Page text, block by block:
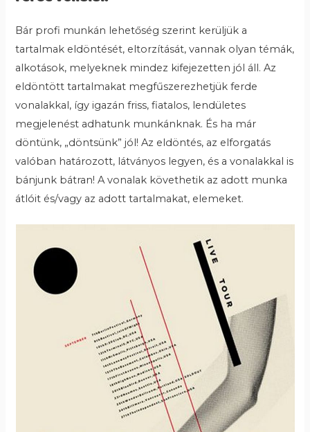
Bár profi munkán lehetőség szerint kerüljük a
tartalmak eldöntését, eltorzítását, vannak olyan témák,
alkotások, melyeknek mindez kifejezetten jól áll. Az
eldöntött tartalmakat megfűszerezhetjük ferde
vonalakkal, így igazán friss, fiatalos, lendületes
megjelenést adhatunk munkánknak. És ha már
döntünk, „döntsünk” jól! Az eldöntés, az elforgatás
valóban határozott, látványos legyen, és a vonalakkal is
bánjunk bátran! A vonalak követhetik az adott munka
átlóit és/vagy az adott tartalmakat, elemeket.